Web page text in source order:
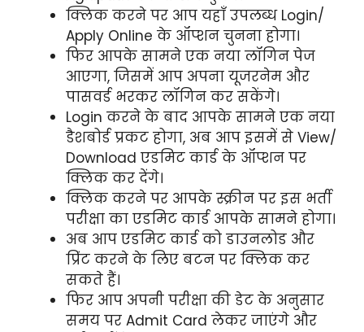
क्लिक करने पर आप यहाँ उपलब्ध Login/
Apply Online के ऑप्शन चुनना होगा।
फिर आपके सामने एक नया लॉगिन पेज
आएगा, जिसमें आप अपना यूजरनेम और
पासवर्ड भरकर लॉगिन कर सकेंगे।
Login करने के बाद आपके सामने एक नया
डैशबोर्ड प्रकट होगा, अब आप इसमें से View/
Download एडमिट कार्ड के ऑप्शन पर
क्लिक कर देंगे।
क्लिक करने पर आपके स्क्रीन पर इस भर्ती
परीक्षा का एडमिट कार्ड आपके सामने होगा।
अब आप एडमिट कार्ड को डाउनलोड और
प्रिंट करने के लिए बटन पर क्लिक कर
सकते हैं।
फिर आप अपनी परीक्षा की डेट के अनुसार
समय पर Admit Card लेकर जाएंगे और